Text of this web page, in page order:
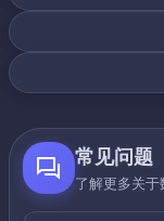
常见问题
了解更多关